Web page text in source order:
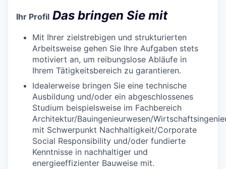
Ihr Profil Das bringen Sie mit
Mit Ihrer zielstrebigen und strukturierten
Arbeitsweise gehen Sie Ihre Aufgaben stets
motiviert an, um reibungslose Abläufe in
Ihrem Tätigkeitsbereich zu garantieren.
Idealerweise bringen Sie eine technische
Ausbildung und/oder ein abgeschlossenes
Studium beispielsweise im Fachbereich
Architektur/Bauingenieurwesen/
mit Schwerpunkt Nachhaltigkeit/Corporate
Social Responsibility und/oder fundierte
Kenntnisse in nachhaltiger und
energieeffizienter Bauweise mit.